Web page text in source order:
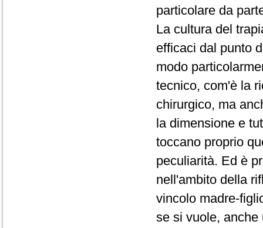
particolare da
La cultura del
efficaci dal punto
modo
tecnico, com'è la
chirurgico, ma
la dimensione e
toccano proprio
peculiarità. Ed è
nell'ambito della
vincolo madre-
se si vuole, anche